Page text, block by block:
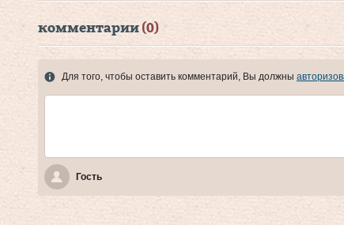
комментарии (0)
Для того, чтобы оставить комментарий, Вы должны
Гость